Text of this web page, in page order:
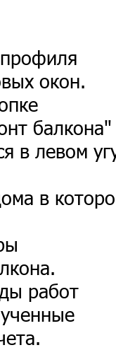
окон.
балкона"
в левом
в
работ